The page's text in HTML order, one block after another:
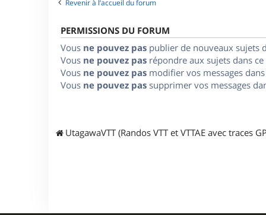
Revenir à l’accueil du forum
PERMISSIONS DU FORUM
Vous ne pouvez pas publier de nouveaux sujets
Vous ne pouvez pas répondre aux sujets dans
Vous ne pouvez pas modifier vos messages
Vous ne pouvez pas supprimer vos messages
UtagawaVTT (Randos VTT et VTTAE avec traces